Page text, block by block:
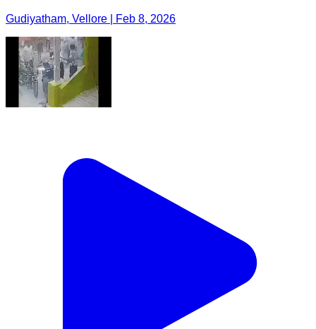
Gudiyatham, Vellore | Feb 8, 2026